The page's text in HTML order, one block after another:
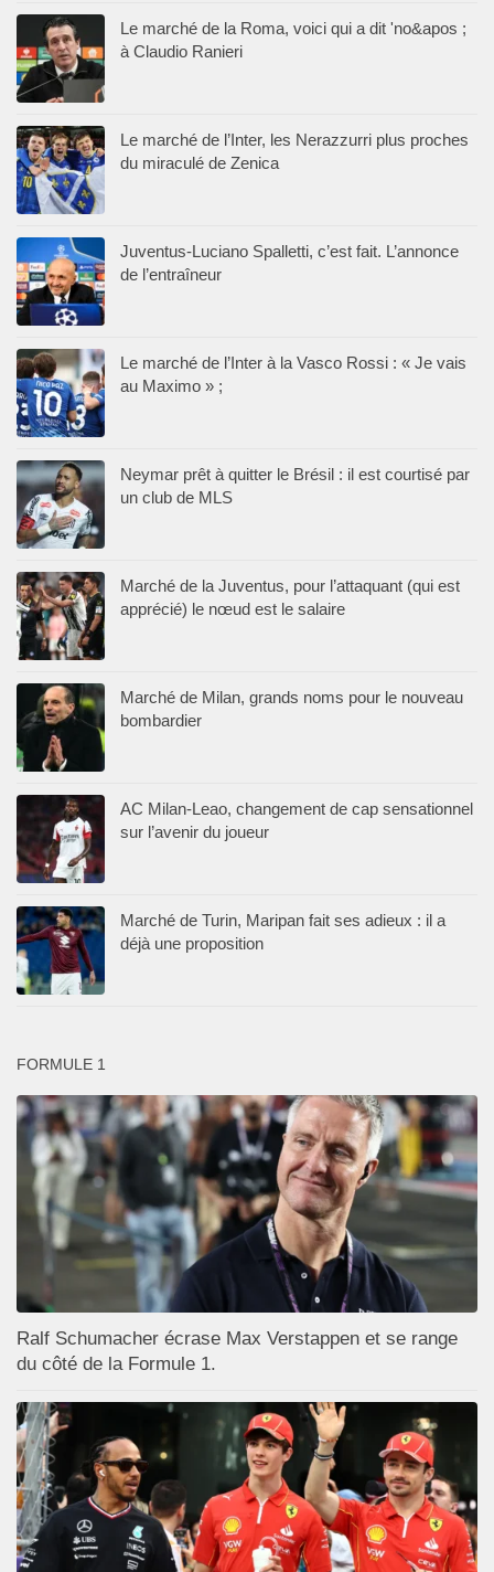
Le marché de la Roma, voici qui a dit 'no&apos ;
à Claudio Ranieri
Le marché de l’Inter, les Nerazzurri plus proches
du miraculé de Zenica
Juventus-Luciano Spalletti, c’est fait. L’annonce
de l’entraîneur
Le marché de l’Inter à la Vasco Rossi : « Je vais
au Maximo » ;
Neymar prêt à quitter le Brésil : il est courtisé par
un club de MLS
Marché de la Juventus, pour l’attaquant (qui est
apprécié) le nœud est le salaire
Marché de Milan, grands noms pour le nouveau
bombardier
AC Milan-Leao, changement de cap sensationnel
sur l’avenir du joueur
Marché de Turin, Maripan fait ses adieux : il a
déjà une proposition
FORMULE 1
Ralf Schumacher écrase Max Verstappen et se range
du côté de la Formule 1.